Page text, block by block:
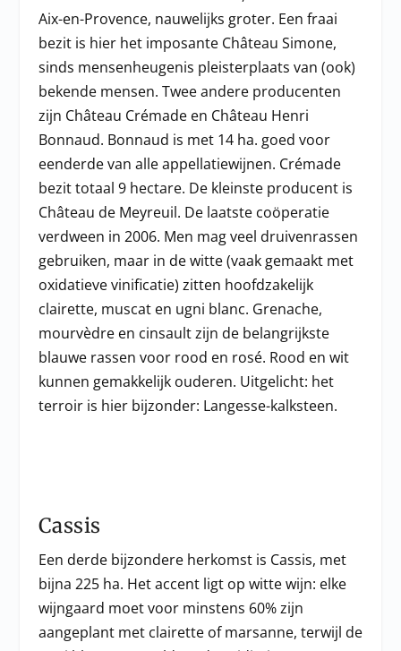
Aix-en-Provence, nauwelijks groter. Een fraai
bezit is hier het imposante Château Simone,
sinds mensenheugenis pleisterplaats van (ook)
bekende mensen. Twee andere producenten
zijn Château Crémade en Château Henri
Bonnaud. Bonnaud is met 14 ha. goed voor
eenderde van alle appellatiewijnen. Crémade
bezit totaal 9 hectare. De kleinste producent is
Château de Meyreuil. De laatste coöperatie
verdween in 2006. Men mag veel druivenrassen
gebruiken, maar in de witte (vaak gemaakt met
oxidatieve vinificatie) zitten hoofdzakelijk
clairette, muscat en ugni blanc. Grenache,
mourvèdre en cinsault zijn de belangrijkste
blauwe rassen voor rood en rosé. Rood en wit
kunnen gemakkelijk ouderen. Uitgelicht: het
terroir is hier bijzonder: Langesse-kalksteen.
Cassis
Een derde bijzondere herkomst is Cassis, met
bijna 225 ha. Het accent ligt op witte wijn: elke
wijngaard moet voor minstens 60% zijn
aangeplant met clairette of marsanne, terwijl de